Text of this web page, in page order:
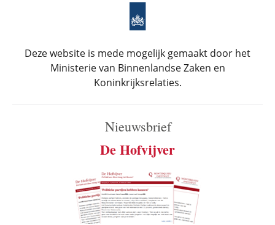
Deze website is mede mogelijk gemaakt door het
Ministerie van Binnenlandse Zaken en
Koninkrijksrelaties.
Nieuwsbrief
De Hofvijver